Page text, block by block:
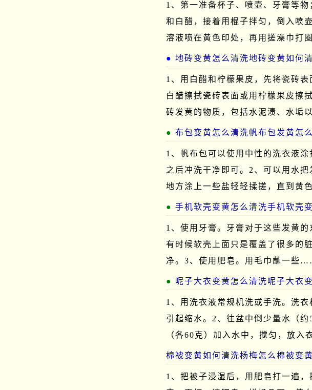
1、第一准备杯子、喷壶、牙膏等
和白醋，接着用棍子拌匀，倒入喷
溶液喷在黄色印处，再用搓澡巾打
地砖变黄怎么清洗地砖变黄如何
1、用白醋和柠檬果皮，先将瓷砖
白醋擦拭瓷砖表面或用柠檬果皮擦
砖发黄的物质，包括水泥渍、水垢
布包变黄怎么清洗帆布包发黄怎
1、帆布包可以使用中性的洗衣液
之后冲洗干净即可。2、可以用水
地方涂上一些盐轻轻揉搓，直到黄
手机软壳变黄怎么清洗手机软壳
1、使用牙膏。牙膏对于这些发黄
有时候软壳上面只是覆盖了很多的
净。3、使用肥皂。用毛巾蘸一些
呢子大衣变黄怎么清洗呢子大衣
1、用洗衣液常规机洗或手洗。洗
引起缩水。2、往盆中倒少量水（
（各60克）加入水中，搅匀，放
棉被变黄如何清洗杨梅怎么棉被变
1、把被子浸湿后，用肥皂打一遍